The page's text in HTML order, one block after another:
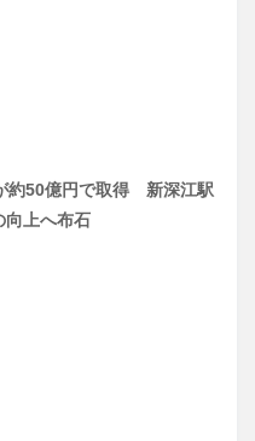
約50億円で取得 新深江駅
向上へ布石